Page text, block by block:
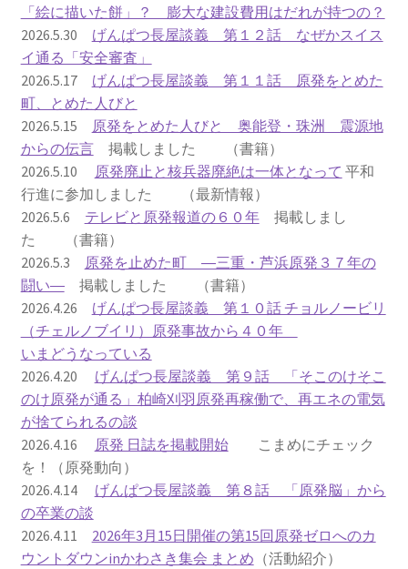
2023.3.12 第12回原発ゼロへのカウントダウンinかわ
さき集会
2023.6.25（日）映画「原発をとめた裁判長 そして
原発をとめる農家たち」上映会を開催
2023.10.8 原発ゼロへのカウントダウンinかわさき
講演会開催
2024.3.10第13回原発ゼロへのカウントダウンinかわさ
き集会
2024.10.13 映画「決断」上映と講演会を開催
2025.3.23第14回原発ゼロへのカウントダウンinかわさ
き集会開催
2026.3.15 第１５回原発ゼロへのカウントダウンinか
わさき集会開催
ギャラリー
ギャラリー_2023.3.12
「絵に描いた餅」？ 膨大な建設費用はだれが持つの？
2026.5.30 げんぱつ長屋談義 第１２話 なぜかスイス
イ通る「安全審査」
2026.5.17 げんぱつ長屋談義 第１１話 原発をとめた
町、とめた人びと
2026.5.15 原発をとめた人びと 奥能登・珠洲 震源地
からの伝言掲載しました （書籍）
2026.5.10 原発廃止と核兵器廃絶は一体となって 平和
行進に参加しました （最新情報）
2026.5.6 テレビと原発報道の６０年掲載しまし
た （書籍）
2026.5.3 原発を止めた町 ―三重・芦浜原発３７年の
闘い―掲載しました （書籍）
2026.4.26 げんぱつ長屋談義 第１０話 チョルノービリ
（チェルノブイリ）原発事故から４０年
いまどうなっている
2026.4.20 げんぱつ長屋談義 第９話 「そこのけそこ
のけ原発が通る」柏崎刈羽原発再稼働で、再エネの電気
が捨てられるの談
2026.4.16 原発 日誌を掲載開始こまめにチェック
を！（原発動向）
2026.4.14 げんぱつ長屋談義 第８話 「原発脳」から
の卒業の談
2026.4.11 2026年3月15日開催の第15回原発ゼロへのカ
ウントダウンinかわさき集会 まとめ （活動紹介）